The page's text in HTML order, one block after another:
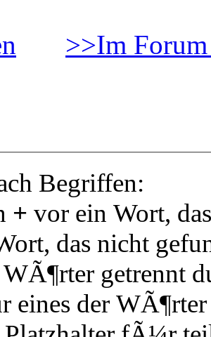
>>Im
Begriffen:
+ vor ein Wort,
das nicht
WÃ¶rter getrennt
eines der